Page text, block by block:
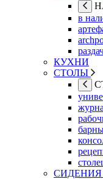
в
КУХНИ
СТОЛЫ
СИДЕНИЯ